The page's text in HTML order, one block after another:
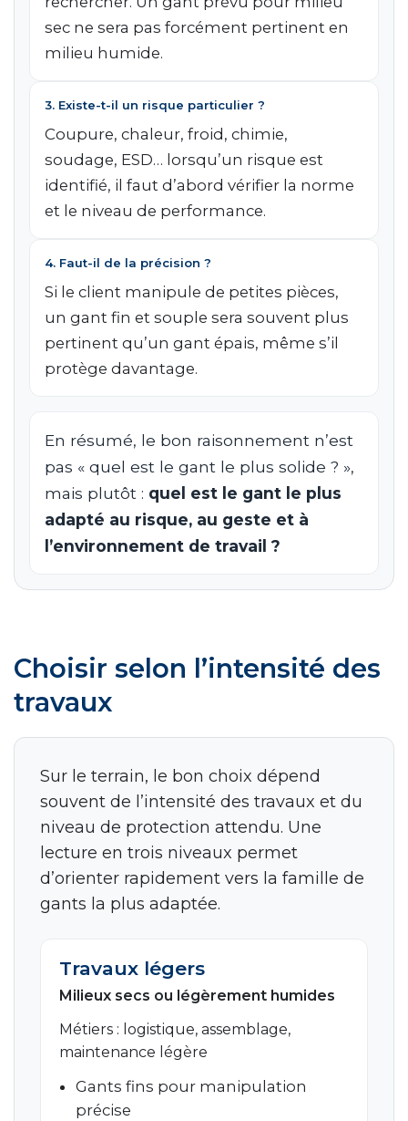
sec ne sera pas forcément pertinent en
milieu humide.
3. Existe-t-il un risque particulier ?
Coupure, chaleur, froid, chimie,
soudage, ESD… lorsqu’un risque est
identifié, il faut d’abord vérifier la norme
et le niveau de performance.
4. Faut-il de la précision ?
Si le client manipule de petites pièces,
un gant fin et souple sera souvent plus
pertinent qu’un gant épais, même s’il
protège davantage.
En résumé, le bon raisonnement n’est
pas « quel est le gant le plus solide ? »,
mais plutôt : quel est le gant le plus
adapté au risque, au geste et à
l’environnement de travail ?
Choisir selon l’intensité des
travaux
Sur le terrain, le bon choix dépend
souvent de l’intensité des travaux et du
niveau de protection attendu. Une
lecture en trois niveaux permet
d’orienter rapidement vers la famille de
gants la plus adaptée.
Travaux légers
Milieux secs ou légèrement humides
Métiers : logistique, assemblage,
maintenance légère
Gants fins pour manipulation
précise